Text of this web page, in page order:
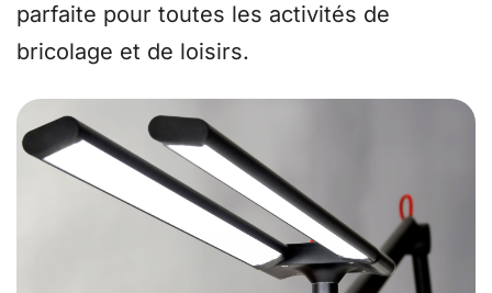
parfaite pour toutes les activités de
bricolage et de loisirs.